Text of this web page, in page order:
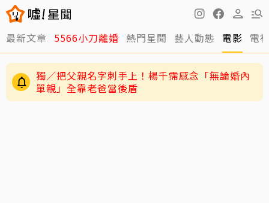
最新文章 5566小刀離婚 熱門星聞 藝人動態 電影 電
獨／把父親名字刺手上！楊千霈感念「無論婚內
單親」全靠老爸當後盾